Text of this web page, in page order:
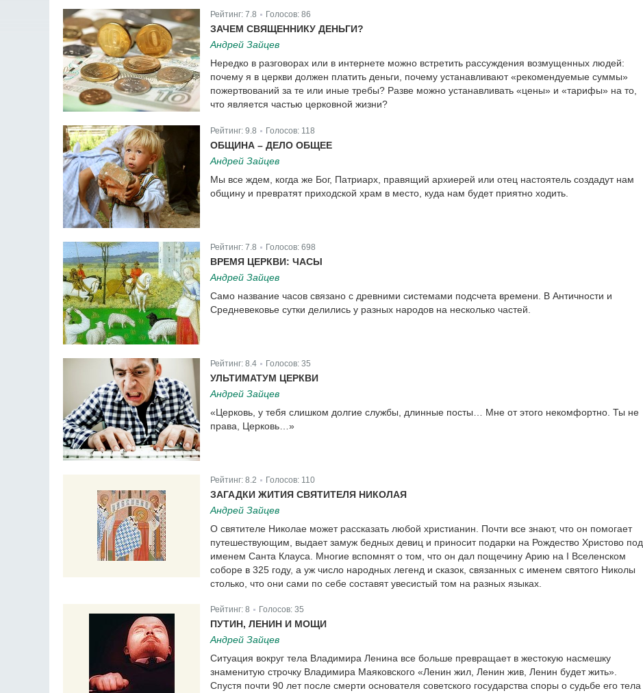
Рейтинг: 7.8 Голосов: 86
ЗАЧЕМ СВЯЩЕННИКУ ДЕНЬГИ?
Андрей Зайцев
Нередко в разговорах или в интернете можно встретить рассуждения возмущенных людей:
почему я в церкви должен платить деньги, почему устанавливают «рекомендуемые суммы»
пожертвований за те или иные требы? Разве можно устанавливать «цены» и «тарифы» на то,
что является частью церковной жизни?
Рейтинг: 9.8 Голосов: 118
ОБЩИНА – ДЕЛО ОБЩЕЕ
Андрей Зайцев
Мы все ждем, когда же Бог, Патриарх, правящий архиерей или отец настоятель создадут нам
общину и превратят приходской храм в место, куда нам будет приятно ходить.
Рейтинг: 7.8 Голосов: 698
ВРЕМЯ ЦЕРКВИ: ЧАСЫ
Андрей Зайцев
Само название часов связано с древними системами подсчета времени. В Античности и
Средневековье сутки делились у разных народов на несколько частей.
Рейтинг: 8.4 Голосов: 35
УЛЬТИМАТУМ ЦЕРКВИ
Андрей Зайцев
«Церковь, у тебя слишком долгие службы, длинные посты… Мне от этого некомфортно. Ты не
права, Церковь…»
Рейтинг: 8.2 Голосов: 110
ЗАГАДКИ ЖИТИЯ СВЯТИТЕЛЯ НИКОЛАЯ
Андрей Зайцев
О святителе Николае может рассказать любой христианин. Почти все знают, что он помогает
путешествующим, выдает замуж бедных девиц и приносит подарки на Рождество Христово под
именем Санта Клауса. Многие вспомнят о том, что он дал пощечину Арию на I Вселенском
соборе в 325 году, а уж число народных легенд и сказок, связанных с именем святого Николы
столько, что они сами по себе составят увесистый том на разных языках.
Рейтинг: 8 Голосов: 35
ПУТИН, ЛЕНИН И МОЩИ
Андрей Зайцев
Ситуация вокруг тела Владимира Ленина все больше превращает в жестокую насмешку
знаменитую строчку Владимира Маяковского «Ленин жил, Ленин жив, Ленин будет жить».
Спустя почти 90 лет после смерти основателя советского государства споры о судьбе его тела